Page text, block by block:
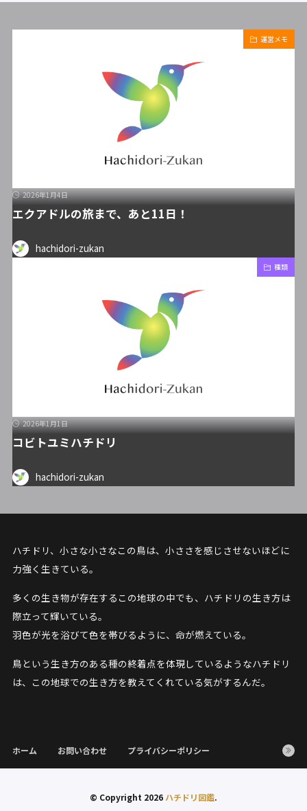
運営メモ
2026年1月4日
エクアドルの旅まで、あと11日！
hachidori-zukan
種類
2026年1月1日
コビトユミハチドリ
hachidori-zukan
ハチドリ、小さな小さなこの鳥は、小ささを感じさせないほどに
力強く生きている。
多くの生き物が存在するこの地球の中でも、ハチドリの生き方は
際立って輝いている。
羽色が光を浴びて色を帯びるように、命が燃えている。
鳥という生き方のある種の終着点を体現しているようなハチドリ
は、この地球での生き方を教えてくれている気がするんだ。
ホーム お問い合わせ プライバシーポリシー
© Copyright 2026 ハチドリ図鑑.